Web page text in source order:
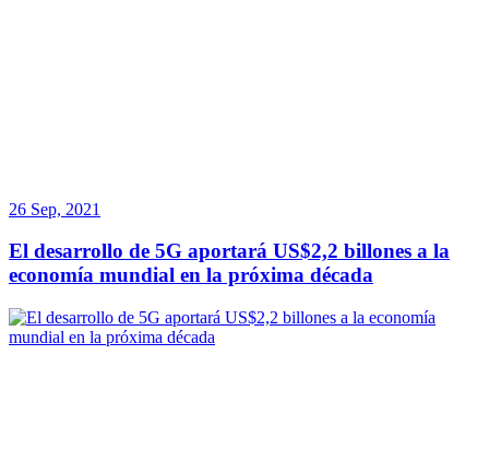
26 Sep, 2021
El desarrollo de 5G aportará US$2,2 billones a la
economía mundial en la próxima década